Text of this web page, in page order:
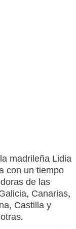
madrileña Lidia
con un tiempo
de las
Canarias,
Castilla y